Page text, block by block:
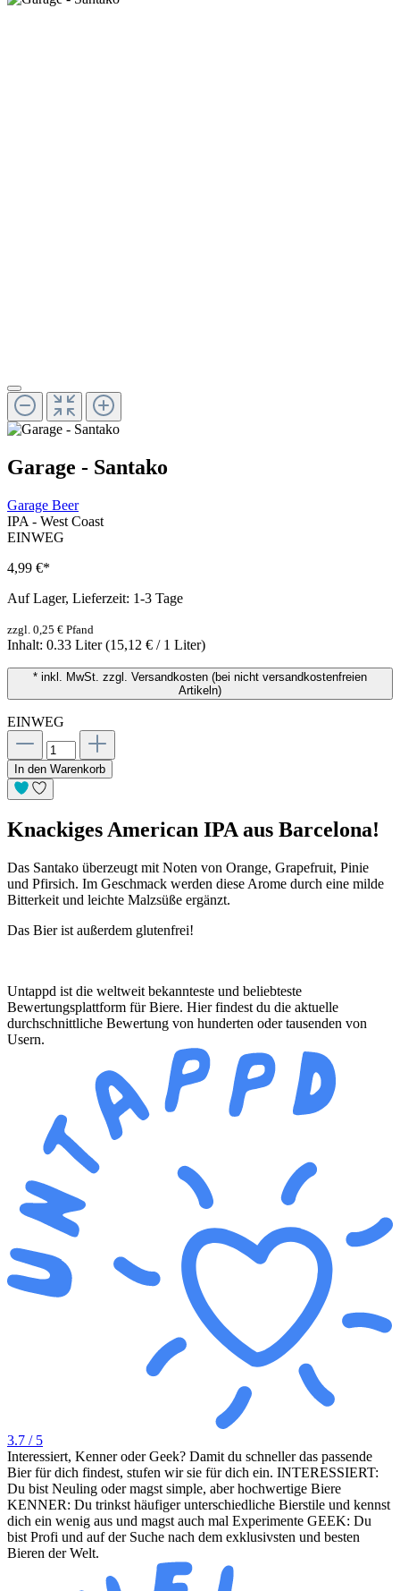
Garage - Santako
Garage Beer
IPA - West Coast
EINWEG
4,99 €*
Auf Lager, Lieferzeit: 1-3 Tage
zzgl. 0,25 € Pfand
Inhalt: 0.33 Liter(15,12 € / 1 Liter)
* inkl. MwSt. zzgl. Versandkosten (bei nicht versandkostenfreien
Artikeln)
EINWEG
In den Warenkorb
Knackiges American IPA aus Barcelona!
Das Santako überzeugt mit Noten von Orange, Grapefruit, Pinie
und Pfirsich. Im Geschmack werden diese Arome durch eine milde
Bitterkeit und leichte Malzsüße ergänzt.
Das Bier ist außerdem glutenfrei!
Untappd ist die weltweit bekannteste und beliebteste
Bewertungsplattform für Biere. Hier findest du die aktuelle
durchschnittliche Bewertung von hunderten oder tausenden von
Usern.
3.7 / 5
Interessiert, Kenner oder Geek? Damit du schneller das passende
Bier für dich findest, stufen wir sie für dich ein. INTERESSIERT:
Du bist Neuling oder magst simple, aber hochwertige Biere
KENNER: Du trinkst häufiger unterschiedliche Bierstile und kennst
dich ein wenig aus und magst auch mal Experimente GEEK: Du
bist Profi und auf der Suche nach dem exklusivsten und besten
Bieren der Welt.